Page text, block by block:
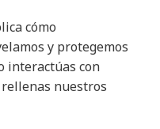
cómo
y protegemos
interactúas con
nuestros